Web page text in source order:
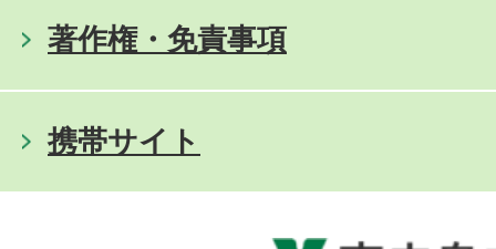
著作権・免責事項
携帯サイト